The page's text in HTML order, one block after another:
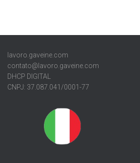
lavoro.gaveine.com
contato@lavoro.gaveine.com
DHCP DIGITAL
CNPJ: 37.087.041/0001-77